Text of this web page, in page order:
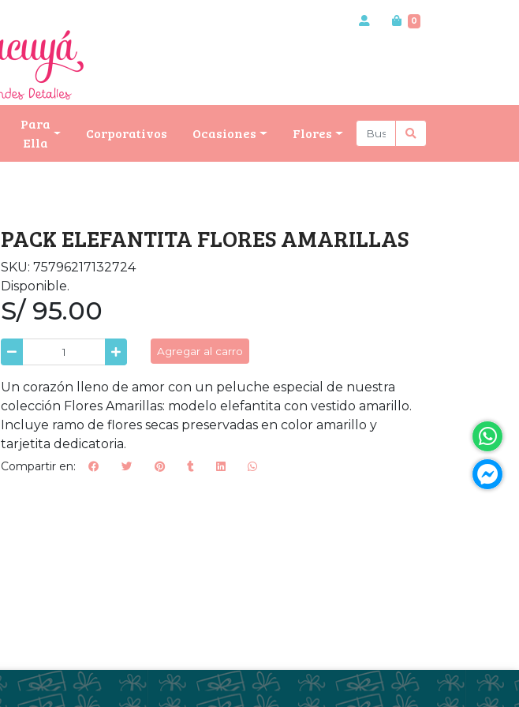
0
Para
Ella
Corporativos Ocasiones Flores
PACK ELEFANTITA FLORES AMARILLAS
SKU: 75796217132724
Disponible.
S/ 95.00
Agregar al carro
Un corazón lleno de amor con un peluche especial de nuestra
colección Flores Amarillas: modelo elefantita con vestido amarillo.
Incluye ramo de flores secas preservadas en color amarillo y
tarjetita dedicatoria.
Compartir en: